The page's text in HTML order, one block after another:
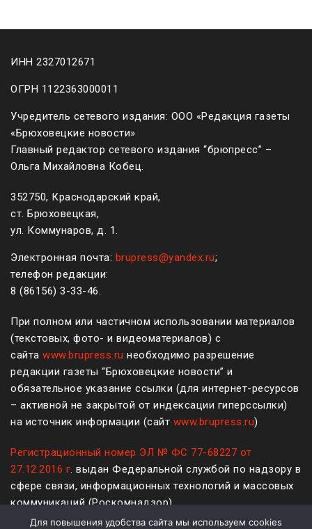
ИНН 2327012671
ОГРН 1122363000011
Учредитель сетевого издания: ООО «Редакция газеты
«Брюховецкие новости»
Главный редактор сетевого издания “брюпресс” –
Ольга Михайловна Кобец.
352750, Краснодарский край,
ст. Брюховецкая,
ул. Коммунаров, д. 1.
Электронная почта: brupress@yandex.ru;
телефон редакции:
8 (861 56) 3-33-46
При полном или частичном использовании материалов
(текстовых, фото- и видеоматериалов) с
сайта www.brupress.ru необходимо разрешение
редакции газеты “Брюховецкие новости” и
обязательное указание ссылки (для интернет-ресурсов
– активной не закрытой от индексации гиперссылки)
на источник информации (сайт www.brupress.ru)
Регистрационный номер ЭЛ № ФС 77-68227 от
27.12.2016 г . выдан Федеральной службой по надзору в
сфере связи, информационных технологий и массовых
коммуникаций (Роскомнадзор)
Для повышения удобства сайта мы используем cookies